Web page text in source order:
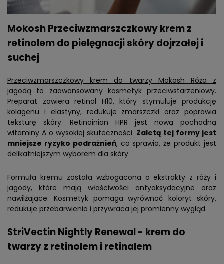
Mokosh Przeciwzmarszczkowy krem z
retinolem do pielęgnacji skóry dojrzałej i
suchej
Przeciwzmarszczkowy krem do twarzy Mokosh Róża z
jagodą to zaawansowany kosmetyk przeciwstarzeniowy.
Preparat zawiera retinol H10, który stymuluje produkcję
kolagenu i elastyny, redukuje zmarszczki oraz poprawia
teksturę skóry. Retinoinian HPR jest nową pochodną
witaminy A o wysokiej skuteczności. Zaletą tej formy jest
mniejsze ryzyko podrażnień, co sprawia, że produkt jest
delikatniejszym wyborem dla skóry.
Formuła kremu została wzbogacona o ekstrakty z róży i
jagody, które mają właściwości antyoksydacyjne oraz
nawilżające. Kosmetyk pomaga wyrównać koloryt skóry,
redukuje przebarwienia i przywraca jej promienny wygląd.
StriVectin Nightly Renewal - krem do
twarzy z retinolem i retinalem